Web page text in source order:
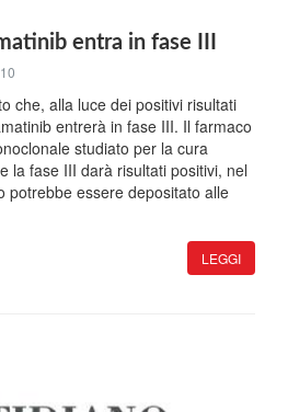
entra in fase III
che, alla luce dei positivi risultati
entrerà in fase III. Il farmaco
studiato per la cura
la fase III darà risultati positivi, nel
potrebbe essere depositato alle
LEGGI